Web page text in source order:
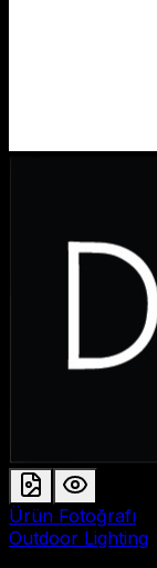
Ürün Fotoğrafı
Outdoor Lighting